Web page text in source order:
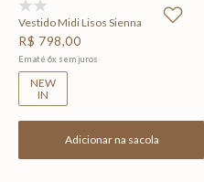
Vestido Midi Lisos Sienna
R$ 798,00
Em até6x sem juros
NEW
IN
Adicionar na sacola